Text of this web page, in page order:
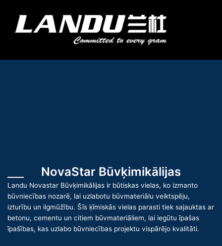
saturu
NovaStar Būvķimikālijas
Landu Novastar Būvķimikālijas ir būtiskas vielas, ko izmanto
būvniecības nozarē, lai uzlabotu būvmateriālu veiktspēju,
izturību un ilgmūžību. Šīs ķīmiskās vielas parasti tiek sajauktas ar
betonu, cementu un citiem būvmateriāliem, lai iegūtu īpašas
īpašības, kas uzlabo būvniecības projektu vispārējo kvalitāti.